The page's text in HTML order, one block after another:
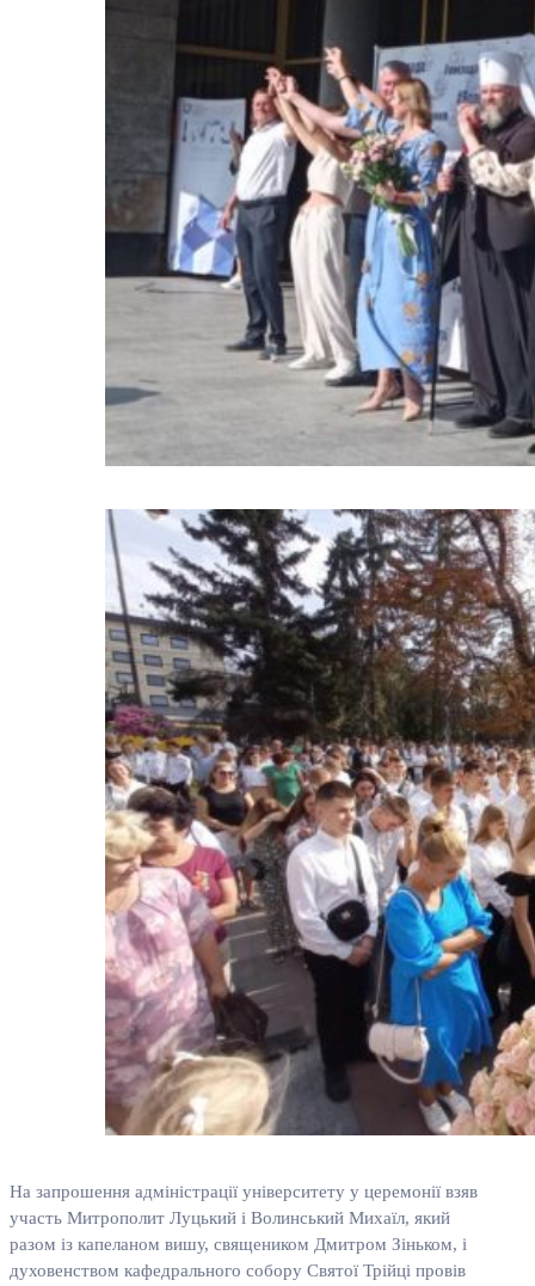
На запрошення адміністрації університету у церемонії взяв
участь Митрополит Луцький і Волинський Михаїл, який
разом із капеланом вишу, священиком Дмитром Зіньком, і
духовенством кафедрального собору Святої Трійці провів